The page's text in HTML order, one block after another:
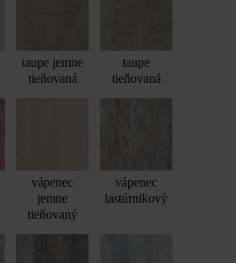
taupe jemne
tieňovaná
taupe
tieňovaná
vápenec
jemne
tieňovaný
vápenec
lastúrnikový